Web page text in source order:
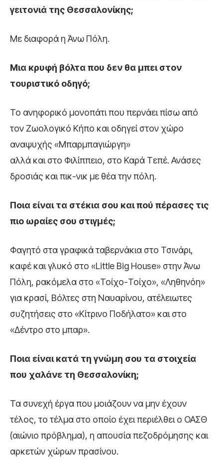
γειτονιά της Θεσσαλονίκης;
Mε διαφορά η Άνω Πόλη.
Μια κρυφή βόλτα που δεν θα μπει στον
τουριστικό οδηγό;
Το ανηφορικό μονοπάτι που περνάει πίσω από
τον Ζωολογικό Κήπο και οδηγεί στον χώρο
αναψυχής «Μπαρμπαγιώργη»
αλλά και στο Φιλίππειο, στο Καρά Τεπέ. Ανάσες
δροσιάς και πικ-νικ με θέα την πόλη.
Ποια είναι τα στέκια σου και πού πέρασες τις
πιο ωραίες σου στιγμές;
Φαγητό στα γραφικά ταβερνάκια στο Τσινάρι,
καφέ και γλυκό στο «Little Big House» στην Άνω
Πόλη, ρακόμελα στο «Τοίχο-Τοίχο», «Ληθηνόη»
για κρασί, Βόλτες στη Ναυαρίνου, ατέλειωτες
συζητήσεις στο «Κίτρινο Ποδήλατο» και στο
«Δέντρο στο μπαρ».
Ποια είναι κατά τη γνώμη σου τα στοιχεία
που χαλάνε τη Θεσσαλονίκη;
Τα συνεχή έργα που μοιάζουν να μην έχουν
τέλος, το τέλμα στο οποίο έχει περιέλθει ο ΟΑΣΘ
(αιώνιο πρόβλημα), η απουσία πεζοδρόμησης και
αρκετών χώρων πρασίνου.